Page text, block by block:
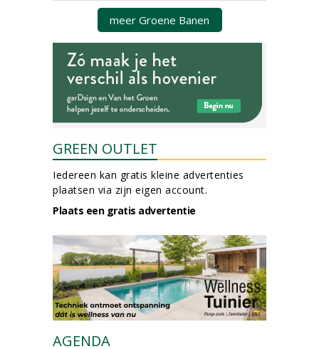
meer Groene Banen
GREEN OUTLET
Iedereen kan gratis kleine advertenties
plaatsen via zijn eigen account.
Plaats een gratis advertentie
AGENDA